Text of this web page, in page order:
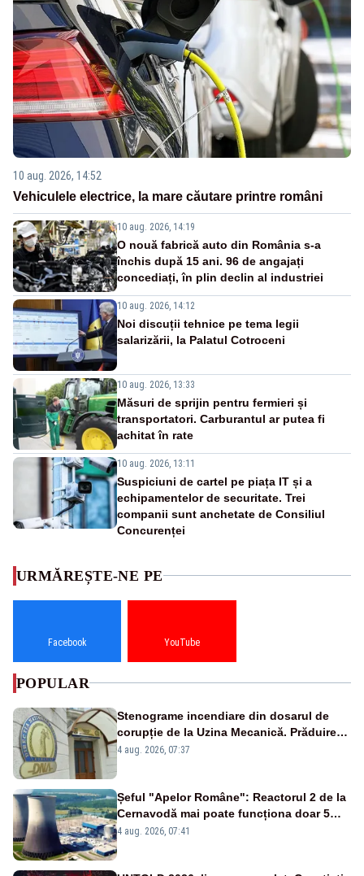
10 aug. 2026, 14:52
Vehiculele electrice, la mare căutare printre români
10 aug. 2026, 14:19
O nouă fabrică auto din România s-a
închis după 15 ani. 96 de angajați
concediați, în plin declin al industriei
10 aug. 2026, 14:12
Noi discuții tehnice pe tema legii
salarizării, la Palatul Cotroceni
10 aug. 2026, 13:33
Măsuri de sprijin pentru fermieri și
transportatori. Carburantul ar putea fi
achitat în rate
10 aug. 2026, 13:11
Suspiciuni de cartel pe piața IT și a
echipamentelor de securitate. Trei
companii sunt anchetate de Consiliul
Concurenței
URMĂREȘTE-NE PE
Facebook YouTube
POPULAR
Stenograme incendiare din dosarul de
corupție de la Uzina Mecanică. Prăduirea
banilor din programul SAFE, interceptată
4 aug. 2026, 07:37
Șeful "Apelor Române": Reactorul 2 de la
Cernavodă mai poate funcționa doar 5
zile
4 aug. 2026, 07:41